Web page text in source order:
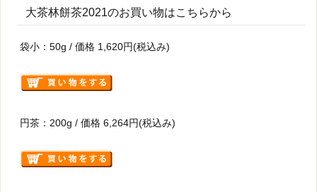
大茶林餅茶2021のお買い物はこちらから
袋小：50g / 価格 1,620円(税込み)
円茶：200g / 価格 6,264円(税込み)